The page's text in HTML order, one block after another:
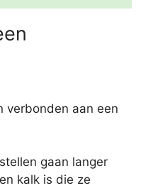
verbonden aan een
gaan langer
kalk is die ze